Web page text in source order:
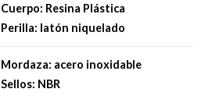
Cuerpo: Resina Plástica
Perilla: latón niquelado
Mordaza: acero inoxidable
Sellos: NBR